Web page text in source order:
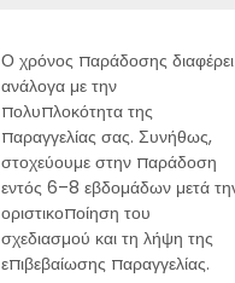
Ο χρόνος παράδοσης διαφέρει
ανάλογα με την
πολυπλοκότητα της
παραγγελίας σας. Συνήθως,
στοχεύουμε στην παράδοση
εντός 6–8 εβδομάδων μετά
οριστικοποίηση του
σχεδιασμού και τη λήψη της
επιβεβαίωσης παραγγελίας.